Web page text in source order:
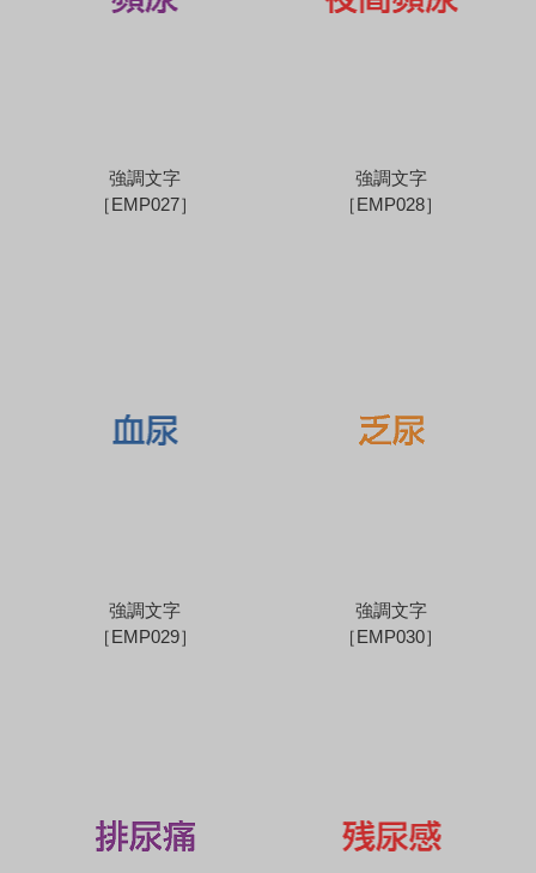
強調文字
［EMP027］
強調文字
［EMP028］
強調文字
［EMP029］
強調文字
［EMP030］